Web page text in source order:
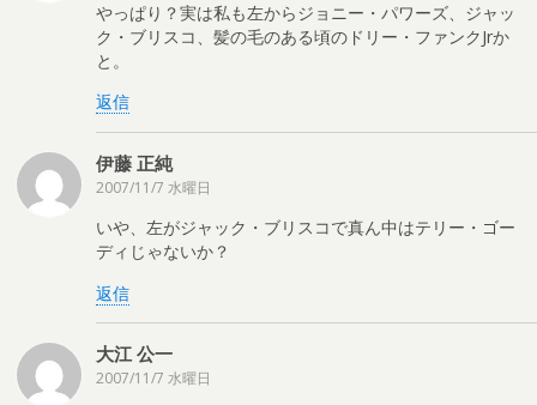
やっぱり？実は私も左からジョニー・パワーズ、ジャッ
ク・ブリスコ、髪の毛のある頃のドリー・ファンクJrか
と。
返信
伊藤 正純
2007/11/7 水曜日
いや、左がジャック・ブリスコで真ん中はテリー・ゴー
ディじゃないか？
返信
大江 公一
2007/11/7 水曜日